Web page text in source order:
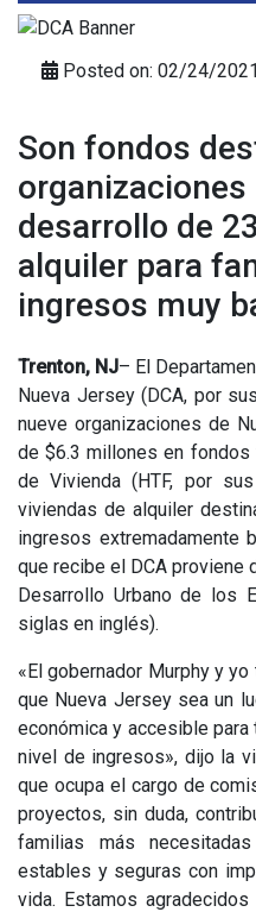
Posted on: 02/24/2021
Son fondos
organizaciones
desarrollo de
alquiler para
ingresos muy
Trenton, NJ– El
Nueva Jersey (DCA, por
nueve organizaciones de
de $6.3 millones en
de Vivienda (HTF, por
viviendas de alquiler
ingresos extremadamente
que recibe el DCA proviene
Desarrollo Urbano de los
siglas en inglés).
«El gobernador Murphy y
que Nueva Jersey sea un
económica y accesible
nivel de ingresos», dijo la
que ocupa el cargo de
proyectos, sin duda,
familias más
estables y seguras con
vida. Estamos